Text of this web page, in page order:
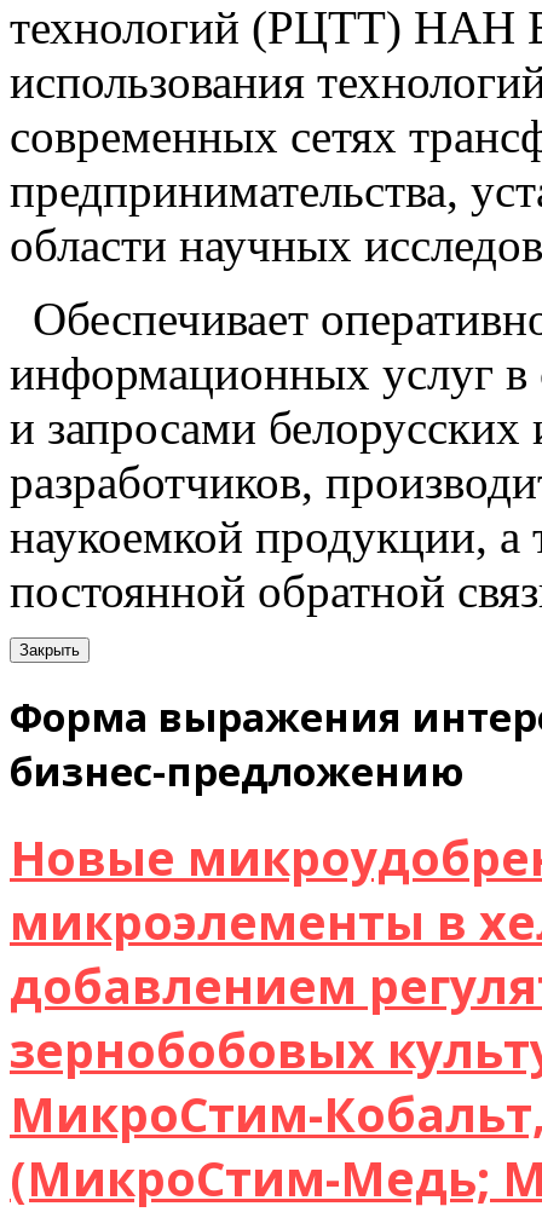
технологий (РЦТТ) НАН
использования
современных сетях
предпринимательства,
области научных
Обеспечивает
информационных услуг в
и запросами
разработчиков,
наукоемкой продукции, а
постоянной обратной
Закрыть
Форма выражения
бизнес-предложению
Новые
микроэлементы в
добавлением
зернобобовых
МикроСтим-
(МикроСтим-Медь;